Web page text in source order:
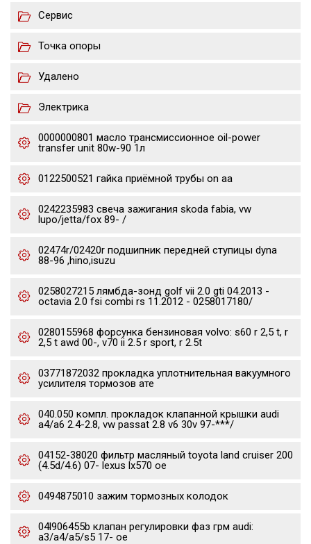
Сервис
Точка опоры
Удалено
Электрика
0000000801 масло трансмиссионное oil-power
transfer unit 80w-90 1л
0122500521 гайка приёмной трубы on aa
0242235983 свеча зажигания skoda fabia, vw
lupo/jetta/fox 89- /
02474r/02420r подшипник передней ступицы dyna
88-96 ,hino,isuzu
0258027215 лямбда-зонд golf vii 2.0 gti 04.2013 -
octavia 2.0 fsi combi rs 11.2012 - 0258017180/
0280155968 форсунка бензиновая volvo: s60 r 2,5 t, r
2,5 t awd 00-, v70 ii 2.5 r sport, r 2.5t
03771872032 прокладка уплотнительная вакуумного
усилителя тормозов ате
040.050 компл. прокладок клапанной крышки audi
a4/a6 2.4-2.8, vw passat 2.8 v6 30v 97-***/
04152-38020 фильтр масляный toyota land cruiser 200
(4.5d/4.6) 07- lexus lx570 oe
0494875010 зажим тормозных колодок
04l906455b клапан регулировки фаз грм audi:
a3/a4/a5/s5 17- oe